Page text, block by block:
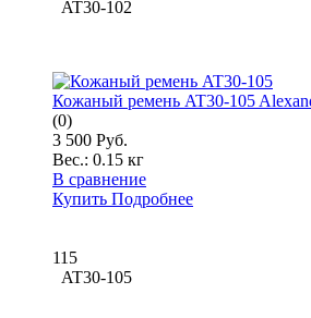
AT30-102
Кожаный ремень AT30-105
(0)
3 500 Руб.
Вес.: 0.15 кг
В сравнение
Купить Подробнее
115
AT30-105